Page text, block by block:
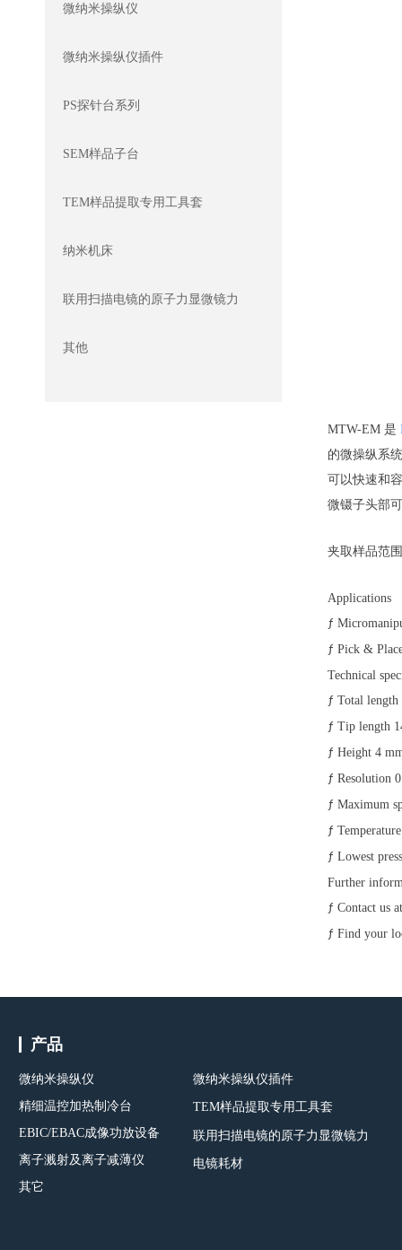
MTW-EM是
的微操纵系
可以快速和
微镊子头部
夹取样品范
Applications
ƒ
ƒ Pick &
Technical
ƒ Total length
ƒ Tip length
ƒ Height 4
ƒ Resolution
ƒ Maximum
ƒ
ƒ Lowest
Further
ƒ Contact us
ƒ Find your
微纳米操纵仪
微纳米操纵仪插件
PS探针台系列
SEM样品子台
TEM样品提取专用工具套
纳米机床
联用扫描电镜的原子力显微镜力
其他
产品
微纳米操纵仪
精细温控加热制冷台
EBIC/EBAC成像功放设备
离子溅射及离子减薄仪
其它
微纳米操纵仪插件
TEM样品提取专用工具套
联用扫描电镜的原子力显微镜力
电镜耗材